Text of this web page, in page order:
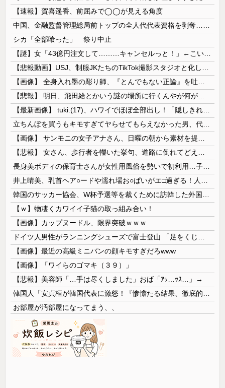
【速報】賀喜遥香、前屈みで◯◯が見える角度
シカ「全部喰った」 祭り中止
【ｗ】物凄くカワイイ子猫の取っ組み合い！
【画像】カップヌードル、限界突破ｗｗｗ
【画像】最近の高級ミニバンの顔キモすぎだろwww
【画像】「ワイらのゴマキ（３９）」
【悲報】美容師「…手は尽くしました」おば「ｱｯ…ｯｽ…」→
お部屋が汚部屋になってまう、、